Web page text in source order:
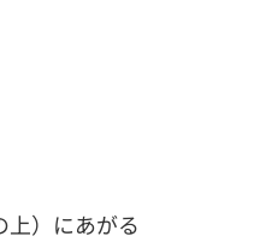
上）にあがる